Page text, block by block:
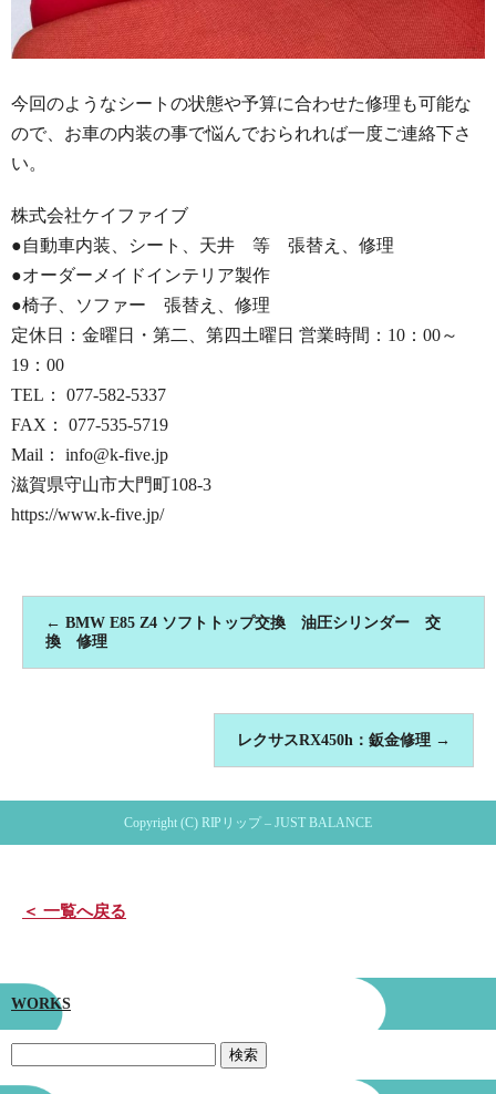
今回のようなシートの状態や予算に合わせた修理も可能な
ので、お車の内装の事で悩んでおられれば一度ご連絡下さ
い。
株式会社ケイファイブ
●自動車内装、シート、天井 等 張替え、修理
●オーダーメイドインテリア製作
●椅子、ソファー 張替え、修理
定休日：金曜日・第二、第四土曜日 営業時間：10：00～
19：00
TEL： 077-582-5337
FAX： 077-535-5719
Mail： info@k-five.jp
滋賀県守山市大門町108-3
https://www.k-five.jp/
← BMW E85 Z4 ソフトトップ交換 油圧シリンダー 交
換 修理
レクサスRX450h：鈑金修理 →
Copyright (C) RIPリップ – JUST BALANCE
＜ 一覧へ戻る
WORKS